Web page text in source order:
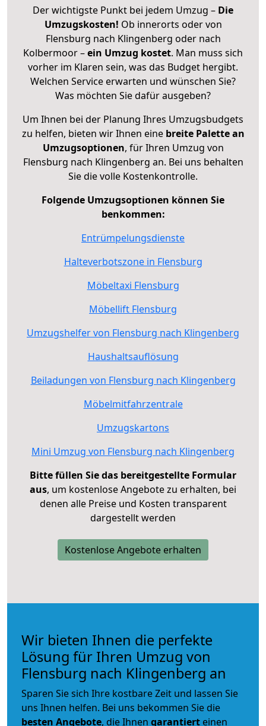
Der wichtigste Punkt bei jedem Umzug – Die
Umzugskosten! Ob innerorts oder von
Flensburg nach Klingenberg oder nach
Kolbermoor –ein Umzug kostet. Man muss sich
vorher im Klaren sein, was das Budget hergibt.
Welchen Service erwarten und wünschen Sie?
Was möchten Sie dafür ausgeben?
Um Ihnen bei der Planung Ihres Umzugsbudgets
zu helfen, bieten wir Ihnen eine breite Palette an
Umzugsoptionen, für Ihren Umzug von
Flensburg nach Klingenberg an. Bei uns behalten
Sie die volle Kostenkontrolle.
Folgende Umzugsoptionen können Sie
benkommen:
Entrümpelungsdienste
Halteverbotszone in Flensburg
Möbeltaxi Flensburg
Möbellift Flensburg
Umzugshelfer von Flensburg nach Klingenberg
Haushaltsauflösung
Beiladungen von Flensburg nach Klingenberg
Möbelmitfahrzentrale
Umzugskartons
Mini Umzug von Flensburg nach Klingenberg
Bitte füllen Sie das bereitgestellte Formular
aus, um kostenlose Angebote zu erhalten, bei
denen alle Preise und Kosten transparent
dargestellt werden
Kostenlose Angebote erhalten
Wir bieten Ihnen die perfekte
Lösung für Ihren Umzug von
Flensburg nach Klingenberg an
Sparen Sie sich Ihre kostbare Zeit und lassen Sie
uns Ihnen helfen. Bei uns bekommen Sie die
besten Angebote, die Ihnen garantiert einen